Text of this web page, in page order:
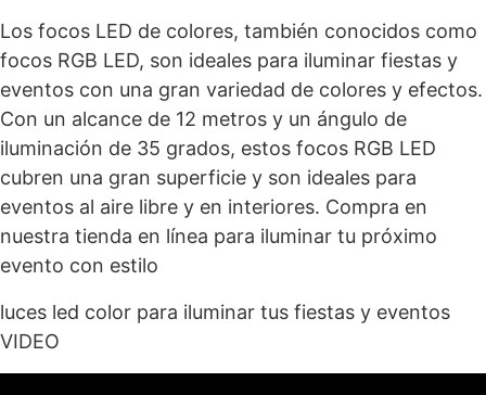
Los focos LED de colores, también conocidos como
focos RGB LED, son ideales para iluminar fiestas y
eventos con una gran variedad de colores y efectos.
Con un alcance de 12 metros y un ángulo de
iluminación de 35 grados, estos focos RGB LED
cubren una gran superficie y son ideales para
eventos al aire libre y en interiores. Compra en
nuestra tienda en línea para iluminar tu próximo
evento con estilo
luces led color para iluminar tus fiestas y eventos
VIDEO